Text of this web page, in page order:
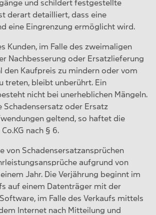
und schildert festgestellte
derart detailliert, dass eine
eine Eingrenzung ermöglicht wird.
Kunden, im Falle des zweimaligen
Nachbesserung oder Ersatzlieferung
den Kaufpreis zu mindern oder vom
treten, bleibt unberührt. Ein
nicht bei unerheblichen Mängeln.
Schadensersatz oder Ersatz
geltend, so haftet die
nach § 6.
von Schadensersatzansprüchen
aufgrund von
Jahr. Die Verjährung beginnt im
auf einem Datenträger mit der
im Falle des Verkaufs mittels
Internet nach Mitteilung und